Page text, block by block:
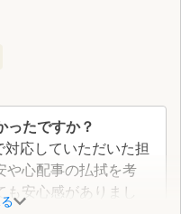
す！感謝しかありま
す！
てください
曜休みのみで忙しな
生と会食や旅行などあ
写真が沢山溢れてい
ましたか？
ったですか？
応していただいた担
や心配事の払拭を考
安心感がありまし